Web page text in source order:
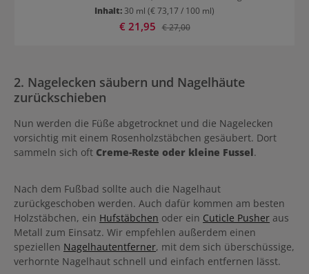
Das Aromaöl beruhigt die Sinne und sorgt für eine schnelle
Entspannung. Das vielseitige Öl aus natürlichen Pflanzenessenzen
wird nach dem Duschen oder Baden in die noch feuchte Haut sanft
gemischt werden.
Inhalt: 30 ml (€ 73,17 / 100 ml)
Verkaufspreis:
€ 21,95 Regulärer Preis:
€ 27,00
2. Nagelecken säubern und Nagelhäute
zurückschieben
Nun werden die Füße abgetrocknet und die Nagelecken
vorsichtig mit einem Rosenholzstäbchen gesäubert. Dort
sammeln sich oft Creme-Reste oder kleine Fussel.
Nach dem Fußbad sollte auch die Nagelhaut
zurückgeschoben werden. Auch dafür kommen am besten
Holzstäbchen, ein Hufstäbchen oder ein Cuticle Pusher aus
Metall zum Einsatz. Wir empfehlen außerdem einen
speziellen Nagelhautentferner, mit dem sich überschüssige,
verhornte Nagelhaut schnell und einfach entfernen lässt.